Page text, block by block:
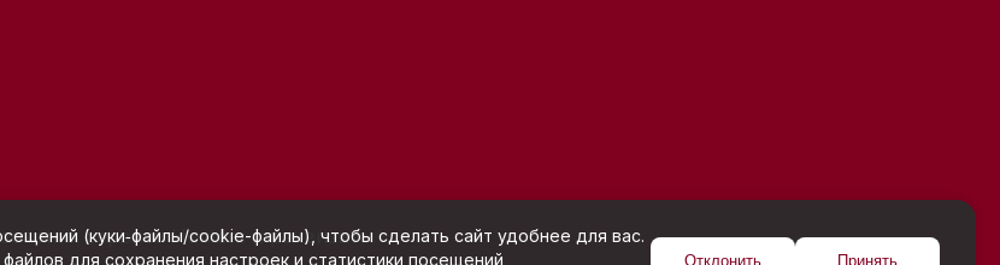
сервиса Hunters и реквизиты
(куки‑файлы/cookie-файлы), чтобы сделать сайт удобнее для вас.
для сохранения настроек и статистики посещений Отклонить Принять